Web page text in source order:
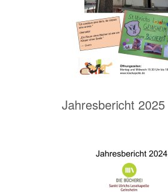
Jahresbericht 2025